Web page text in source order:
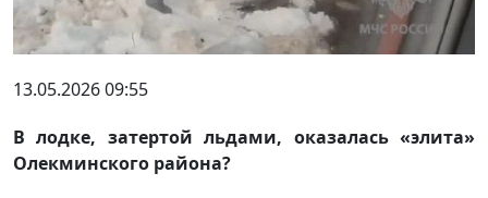
13.05.2026 09:55
В лодке, затертой льдами, оказалась «элита»
Олекминского района?